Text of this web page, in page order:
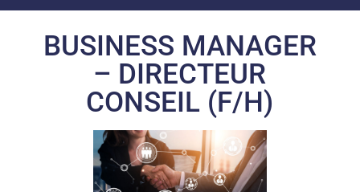
BUSINESS MANAGER
– DIRECTEUR
CONSEIL (F/H)